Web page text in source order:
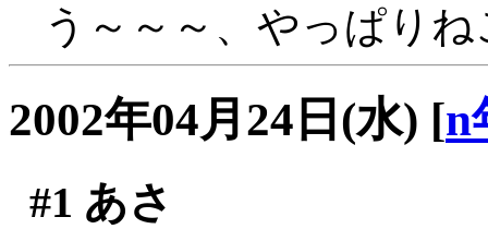
う～～～、やっぱり
2002年04月24日(水) [n
#1 あさ